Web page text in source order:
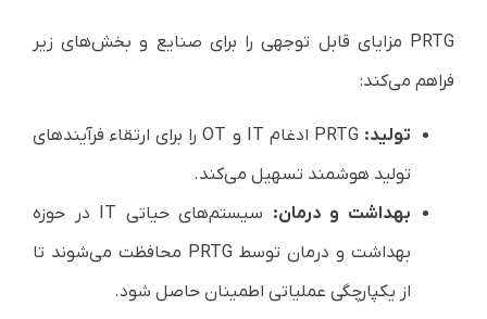
PRTG مزایای قابل توجهی را برای صنایع و بخش‌های زیر
فراهم می‌کند:
تولید:
PRTG ادغام IT و OT را برای ارتقاء فرآیندهای
تولید هوشمند تسهیل می‌کند.
بهداشت و درمان:
سیستم‌های حیاتی IT در حوزه
بهداشت و درمان توسط PRTG محافظت می‌شوند تا
از یکپارچگی عملیاتی اطمینان حاصل شود.